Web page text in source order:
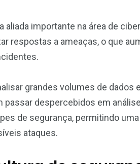
importante na área de
respostas a ameaças, o que
grandes volumes de dados
despercebidos em
de segurança, permitindo
ataques.